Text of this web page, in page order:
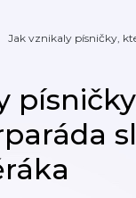
Jak vznikaly písničky,